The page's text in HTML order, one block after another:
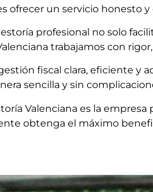
ofrecer un servicio honesto
profesional no solo
trabajamos con
fiscal clara, eficiente y
sencilla y sin
Valenciana es la
obtenga el máximo